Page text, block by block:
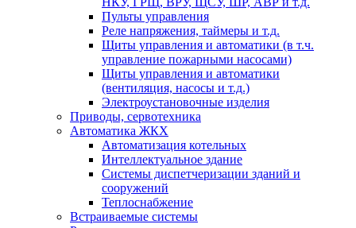
Пульты управления
Реле напряжения, таймеры и т.д.
Щиты управления и автоматики (в т.ч.
управление пожарными насосами)
Щиты управления и автоматики
(вентиляция, насосы и т.д.)
Электроустановочные изделия
Приводы, сервотехника
Автоматика ЖКХ
Автоматизация котельных
Интеллектуальное здание
Системы диспетчеризации зданий и
сооружений
Теплоснабжение
Встраиваемые системы